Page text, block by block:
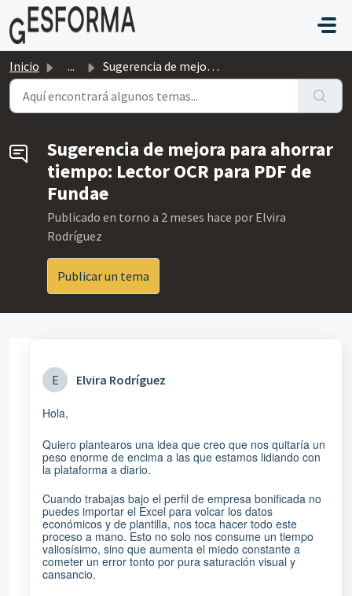
Saltar al contenido principal
Inicio ... Sugerencia de mejora para ahorrar tiempo: Lector OCR para...
Sugerencia de mejora para ahorrar
tiempo: Lector OCR para PDF de
Fundae
Publicado en torno a 2 meses hace por Elvira
Rodríguez
Publicar un tema
E Elvira Rodríguez
Hola,
Quiero plantearos una idea que creo que nos quitaría un
peso enorme de encima a las que estamos lidiando con
la plataforma a diario.
Cuando trabajas bajo el perfil de empresa bonificada no
puedes importar el Excel para volcar los datos
económicos y de plantilla, nos toca hacer todo este
proceso a mano. Esto no solo nos consume un tiempo
valiosísimo, sino que aumenta el miedo constante a
cometer un error tonto por pura saturación visual y
cansancio.